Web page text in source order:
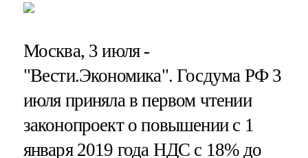
Москва, 3 июля -
"Вести.Экономика".Госдума РФ 3
июля приняла в первом чтении
законопроект о повышении с 1
января 2019 года НДС с 18% до